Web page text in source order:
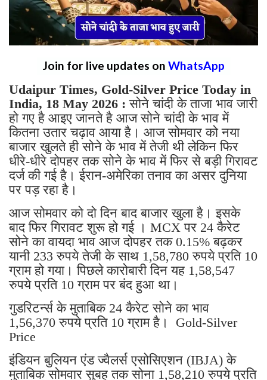
Join for live updates on WhatsApp
Udaipur Times, Gold-Silver Price Today in
India, 18 May 2026 : सोने चांदी के ताजा भाव जारी
हो गए है आइए जानते है आज सोने चांदी के भाव में
कितना उतार चढ़ाव आया है। आज सोमवार को नया
बाजार खुलते ही सोने के भाव में तेजी थी लेकिन फिर
धीरे-धीरे दोपहर तक सोने के भाव में फिर से बड़ी गिरावट
दर्ज की गई है। ईरान-अमेरिका तनाव का असर दुनिया
पर पड़ रहा है।
आज सोमवार को दो दिन बाद बाजार खुला है। इसके
बाद फिर गिरावट शुरू हो गई । MCX पर 24 कैरेट
सोने का वायदा भाव आज दोपहर तक 0.15% बढ़कर
यानी 233 रुपये तेजी के साथ 1,58,780 रुपये प्रति 10
ग्राम हो गया। पिछले कारोबारी दिन यह 1,58,547
रुपये प्रति 10 ग्राम पर बंद हुआ था।
गुडरिटर्न्स के मुताबिक 24 कैरेट सोने का भाव
1,56,370 रुपये प्रति 10 ग्राम है। Gold-Silver
Price
इंडियन बुलियन एंड ज्वैलर्स एसोसिएशन (IBJA) के
मुताबिक सोमवार सुबह तक सोना 1,58,210 रुपये प्रति